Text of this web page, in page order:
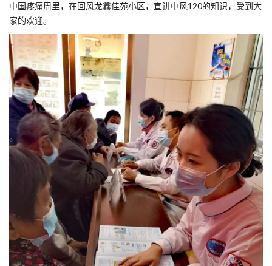
中国疼痛周里，在回风龙鑫佳苑小区，宣讲中风120的知识，受到大
家的欢迎。